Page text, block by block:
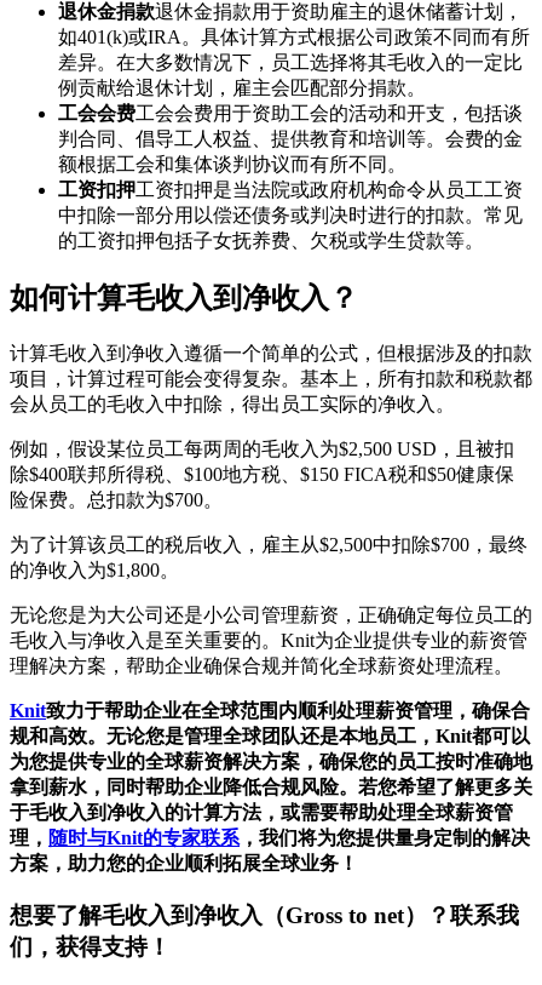
退休金捐款退休金捐款用于资助雇主的退休储蓄计划，
如401(k)或IRA。具体计算方式根据公司政策不同而有所
差异。在大多数情况下，员工选择将其毛收入的一定比
例贡献给退休计划，雇主会匹配部分捐款。
工会会费工会会费用于资助工会的活动和开支，包括谈
判合同、倡导工人权益、提供教育和培训等。会费的金
额根据工会和集体谈判协议而有所不同。
工资扣押工资扣押是当法院或政府机构命令从员工工资
中扣除一部分用以偿还债务或判决时进行的扣款。常见
的工资扣押包括子女抚养费、欠税或学生贷款等。
如何计算毛收入到净收入？
计算毛收入到净收入遵循一个简单的公式，但根据涉及的扣款
项目，计算过程可能会变得复杂。基本上，所有扣款和税款都
会从员工的毛收入中扣除，得出员工实际的净收入。
例如，假设某位员工每两周的毛收入为$2,500 USD，且被扣
除$400联邦所得税、$100地方税、$150 FICA税和$50健康保
险保费。总扣款为$700。
为了计算该员工的税后收入，雇主从$2,500中扣除$700，最终
的净收入为$1,800。
无论您是为大公司还是小公司管理薪资，正确确定每位员工的
毛收入与净收入是至关重要的。Knit为企业提供专业的薪资管
理解决方案，帮助企业确保合规并简化全球薪资处理流程。
Knit致力于帮助企业在全球范围内顺利处理薪资管理，确保合
规和高效。无论您是管理全球团队还是本地员工，Knit都可以
为您提供专业的全球薪资解决方案，确保您的员工按时准确地
拿到薪水，同时帮助企业降低合规风险。若您希望了解更多关
于毛收入到净收入的计算方法，或需要帮助处理全球薪资管
理， 随时与Knit的专家联系 ，我们将为您提供量身定制的解决
方案，助力您的企业顺利拓展全球业务！
想要了解毛收入到净收入（Gross to net）
？联系我
们，获得支持！